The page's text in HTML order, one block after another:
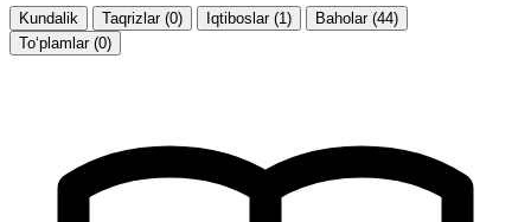
Kundalik Taqrizlar (0) Iqtiboslar (1)
Baholar (44)
To‘plamlar (0)